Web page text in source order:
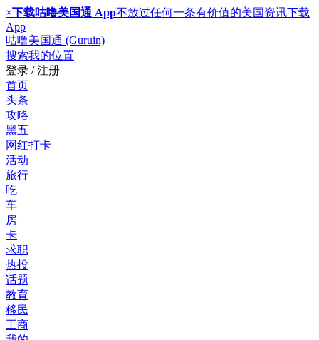
×下载咕噜美国通 App不放过任何一条有价值的美国资讯下载
App
咕噜美国通 (Guruin)
搜索我的位置
登录 / 注册
首页
头条
攻略
黑五
网红打卡
活动
旅行
吃
车
房
卡
求职
热投
话题
教育
移民
工商